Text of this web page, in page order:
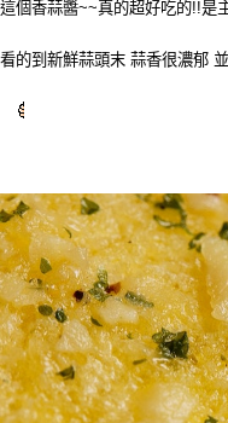
這個香蒜醬~~真的超好吃的!!是
看的到新鮮蒜頭末 蒜香很濃郁